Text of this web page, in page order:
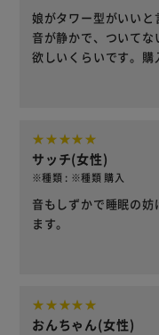
娘がタワー型がいい
音が静かで、ついて
欲しいくらいです。購
サッチ(女性)
※種類 : ※種類 購入
音もしずかで睡眠の
ます。
おんちゃん(女性)